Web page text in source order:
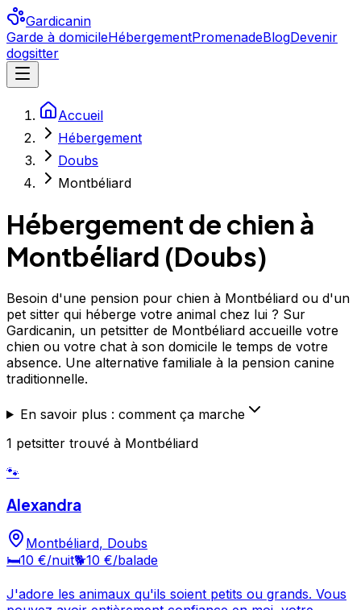
Gardicanin
Garde à domicileHébergementPromenadeBlogDevenir
dogsitter
Accueil
Hébergement
Doubs
Montbéliard
Hébergement de chien à
Montbéliard (Doubs)
Besoin d'une pension pour chien à Montbéliard ou d'un
pet sitter qui héberge votre animal chez lui ? Sur
Gardicanin, un petsitter de Montbéliard accueille votre
chien ou votre chat à son domicile le temps de votre
absence. Une alternative familiale à la pension canine
traditionnelle.
En savoir plus : comment ça marche
1 petsitter trouvé à Montbéliard
🐾
Alexandra
Montbéliard, Doubs
🛏️10 €/nuit🐕10 €/balade
J'adore les animaux qu'ils soient petits ou grands. Vous